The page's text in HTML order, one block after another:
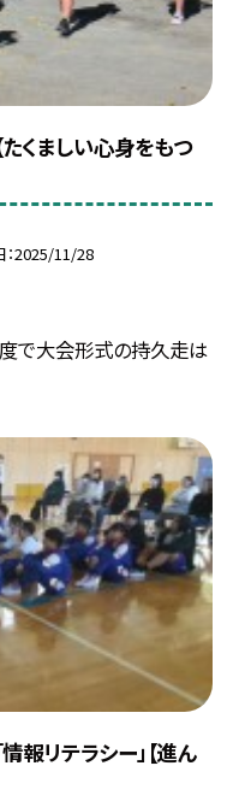
たくましい心身をもつ
2025/11/28
で大会形式の持久走は
報リテラシー」【進ん